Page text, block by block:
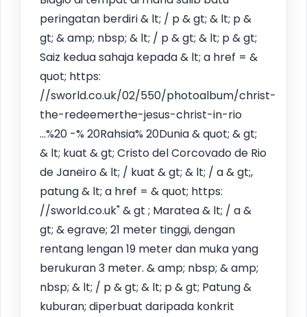
peringatan berdiri & lt; / p & gt; & lt; p &
gt; & amp; nbsp; & lt; / p & gt; & lt; p & gt;
Saiz kedua sahaja kepada & lt; a href = &
quot; https:
//sworld.co.uk/02/550/photoalbum/christ-
the-redeemerthe-jesus-christ-in-rio
...%20 -% 20Rahsia% 20Dunia & quot; & gt;
& lt; kuat & gt; Cristo del Corcovado de Rio
de Janeiro & lt; / kuat & gt; & lt; / a & gt;,
patung & lt; a href = & quot; https:
//sworld.co.uk" & gt ; Maratea & lt; / a &
gt; & egrave; 21 meter tinggi, dengan
rentang lengan 19 meter dan muka yang
berukuran 3 meter. & amp; nbsp; & amp;
nbsp; & lt; / p & gt; & lt; p & gt; Patung &
kuburan; diperbuat daripada konkrit